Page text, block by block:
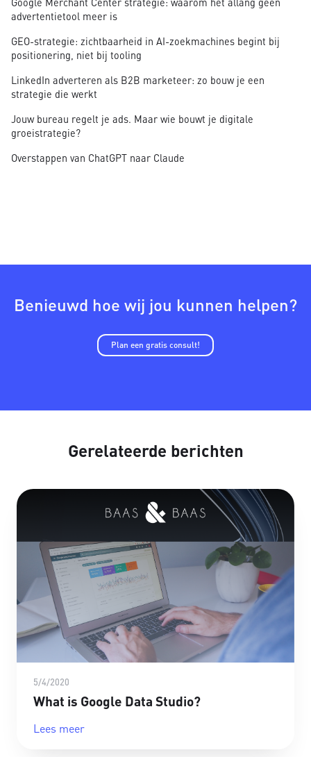
advertentietool meer is
GEO-strategie: zichtbaarheid in AI-zoekmachines begint bij
positionering, niet bij tooling
LinkedIn adverteren als B2B marketeer: zo bouw je een
strategie die werkt
Jouw bureau regelt je ads. Maar wie bouwt je digitale
groeistrategie?
Overstappen van ChatGPT naar Claude
Benieuwd hoe wij jou kunnen helpen?
Plan een gratis consult!
Gerelateerde berichten
5/4/2020
What is Google Data Studio?
Lees meer